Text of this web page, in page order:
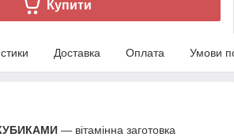
Купити
Доставка Оплата Умови
— вітамінна заготовка